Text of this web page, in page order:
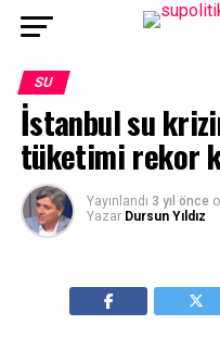
SU
İstanbul su
tüketimi rekor
Yayınlandı 3 yıl önce
Yazar Dursun Yıldız